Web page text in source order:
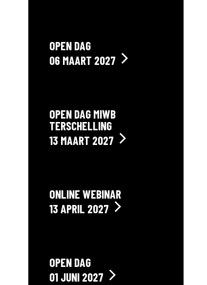
OPEN DAG
06 MAART 2027
OPEN DAG MIWB
TERSCHELLING
13 MAART 2027
ONLINE WEBINAR
13 APRIL 2027
OPEN DAG
01 JUNI 2027